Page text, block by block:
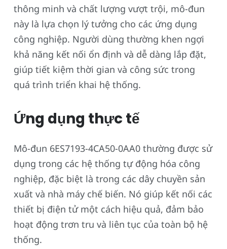
thông minh và chất lượng vượt trội, mô-đun
này là lựa chọn lý tưởng cho các ứng dụng
công nghiệp. Người dùng thường khen ngợi
khả năng kết nối ổn định và dễ dàng lắp đặt,
giúp tiết kiệm thời gian và công sức trong
quá trình triển khai hệ thống.
Ứng dụng thực tế
Mô-đun 6ES7193-4CA50-0AA0 thường được sử
dụng trong các hệ thống tự động hóa công
nghiệp, đặc biệt là trong các dây chuyền sản
xuất và nhà máy chế biến. Nó giúp kết nối các
thiết bị điện tử một cách hiệu quả, đảm bảo
hoạt động trơn tru và liên tục của toàn bộ hệ
thống.